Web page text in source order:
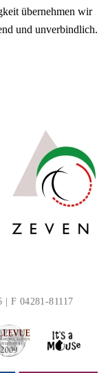
übernehmen wir
und unverbindlich.
| F 04281-81117